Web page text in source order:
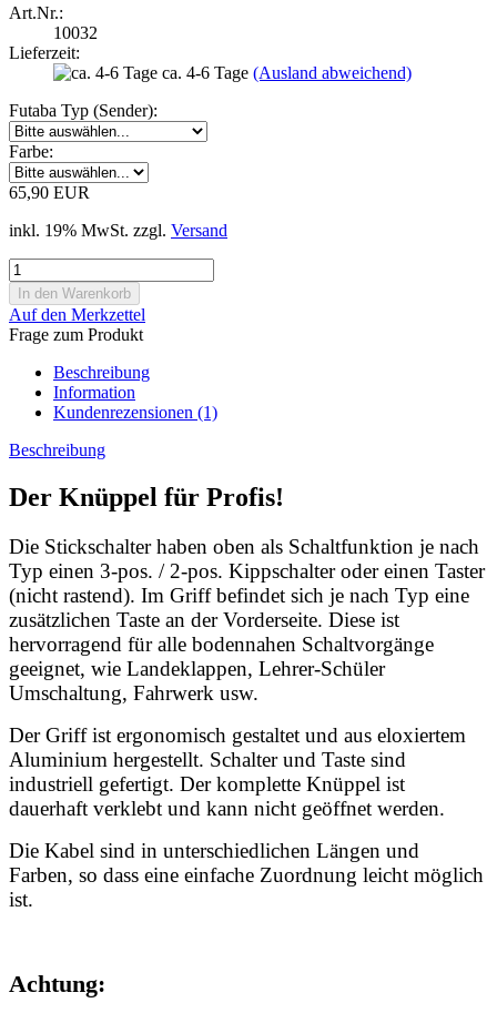
Art.Nr.:
10032
Lieferzeit:
ca. 4-6 Tage (Ausland abweichend)
Futaba Typ (Sender):
Farbe:
65,90 EUR
inkl. 19% MwSt. zzgl. Versand
Auf den Merkzettel
Frage zum Produkt
Beschreibung
Information
Kundenrezensionen (1)
Beschreibung
Der Knüppel für Profis!
Die Stickschalter haben oben als Schaltfunktion je nach
Typ einen 3-pos. / 2-pos. Kippschalter oder einen Taster
(nicht rastend). Im Griff befindet sich je nach Typ eine
zusätzlichen Taste an der Vorderseite. Diese ist
hervorragend für alle bodennahen Schaltvorgänge
geeignet, wie Landeklappen, Lehrer-Schüler
Umschaltung, Fahrwerk usw.
Der Griff ist ergonomisch gestaltet und aus eloxiertem
Aluminium hergestellt. Schalter und Taste sind
industriell gefertigt. Der komplette Knüppel ist
dauerhaft verklebt und kann nicht geöffnet werden.
Die Kabel sind in unterschiedlichen Längen und
Farben, so dass eine einfache Zuordnung leicht möglich
ist.
Achtung: